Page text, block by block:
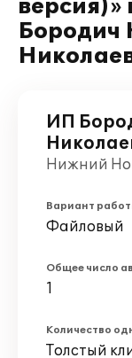
Бородич
ИП
Нижний
Вариант
Файловый
Общее число
1
Количество
Толстый